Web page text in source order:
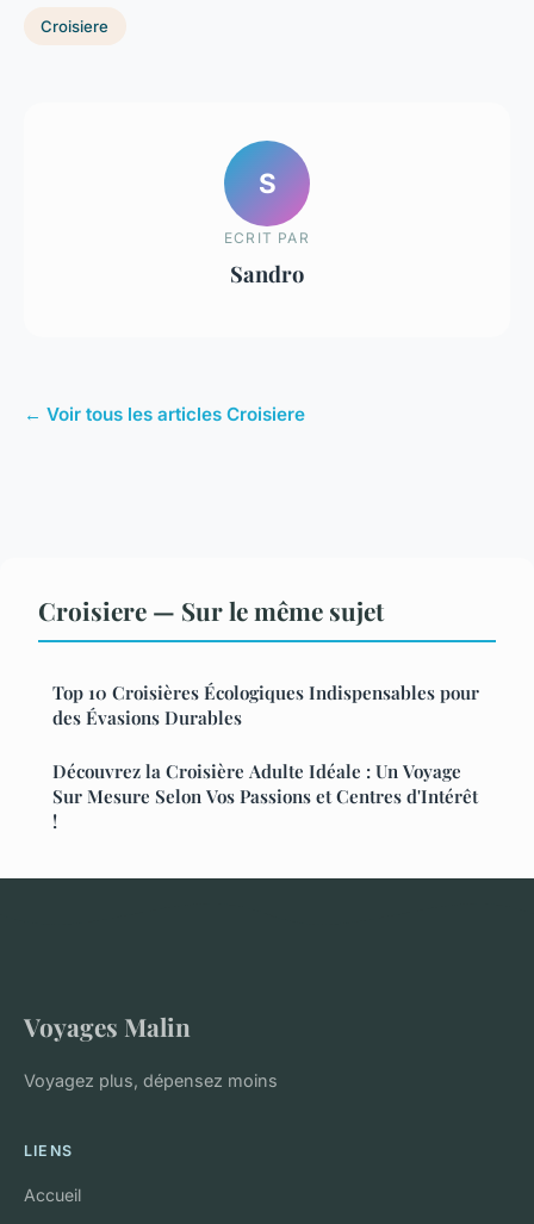
Croisiere
S
ECRIT PAR
Sandro
← Voir tous les articles Croisiere
Croisiere — Sur le même sujet
Top 10 Croisières Écologiques Indispensables pour
des Évasions Durables
Découvrez la Croisière Adulte Idéale : Un Voyage
Sur Mesure Selon Vos Passions et Centres d'Intérêt
!
Voyages Malin
Voyagez plus, dépensez moins
LIENS
Accueil